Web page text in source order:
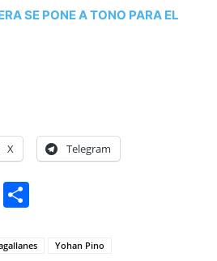
SE PONE A TONO PARA EL
X Telegram
Email
Yohan Pino